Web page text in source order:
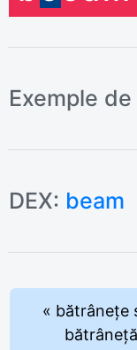
Exemple
DEX: beam
« bătrânețe
bătrâneță